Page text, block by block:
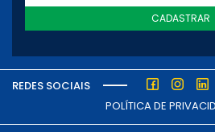
CADASTRAR
REDES SOCIAIS
POLÍTICA DE